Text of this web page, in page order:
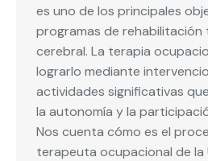
es uno de los principales
programas de rehabilitación
cerebral. La terapia
lograrlo mediante
actividades significativas
la autonomía y la
Nos cuenta cómo es el
terapeuta ocupacional de la